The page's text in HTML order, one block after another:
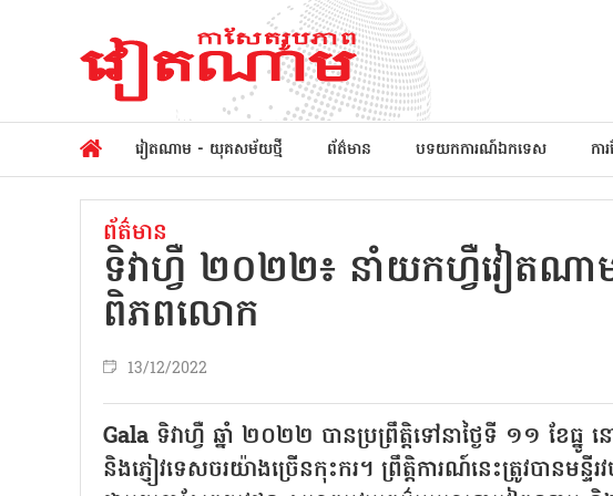
វៀតណាម - យុគសម័យថ្មី ព័ត៌មាន បទយកការណ៍ឯកទេស កា
ព័ត៌មាន
ទិវាហ្វឺ ២០២២៖ នាំយកហ្វឺវៀតណ
ពិភពលោក
13/12/2022
Gala ទិវាហ្វឺ ឆ្នាំ ២០២២ បានប្រព្រឹត្តិទៅនាថ្ងៃទី ១១ ខែ
និងភ្ញៀវទេសចរយ៉ាងច្រើនកុះករ។ ព្រឹត្តិការណ៍នេះត្រូវបានម